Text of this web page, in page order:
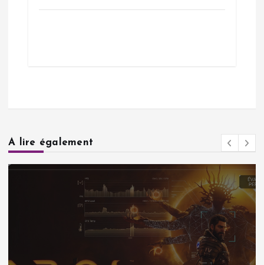
A lire également